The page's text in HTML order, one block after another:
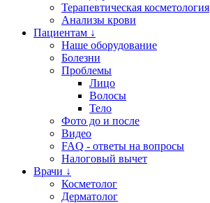
Терапевтическая косметология
Анализы крови
Пациентам ↓
Наше оборудование
Болезни
Проблемы
Лицо
Волосы
Тело
Фото до и после
Видео
FAQ - ответы на вопросы
Налоговый вычет
Врачи ↓
Косметолог
Дерматолог